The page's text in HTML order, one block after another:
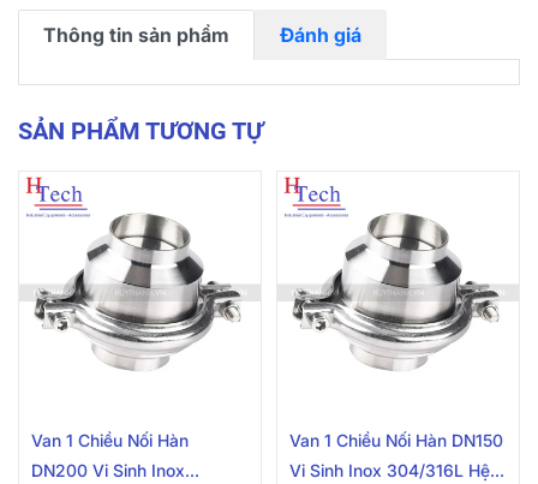
Thông tin sản phẩm Đánh giá
SẢN PHẨM TƯƠNG TỰ
Van 1 Chiều Nối Hàn
DN200 Vi Sinh Inox
Van 1 Chiều Nối Hàn DN150
Vi Sinh Inox 304/316L Hệ